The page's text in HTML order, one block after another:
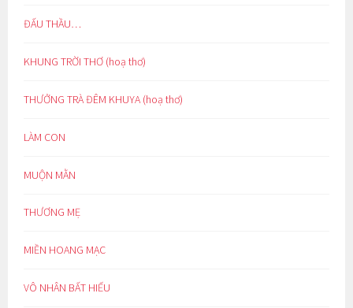
ĐẤU THẦU…
KHUNG TRỜI THƠ (hoạ thơ)
THƯỞNG TRÀ ĐÊM KHUYA (hoạ thơ)
LÀM CON
MUỘN MẰN
THƯƠNG MẸ
MIỀN HOANG MẠC
VÔ NHÂN BẤT HIẾU